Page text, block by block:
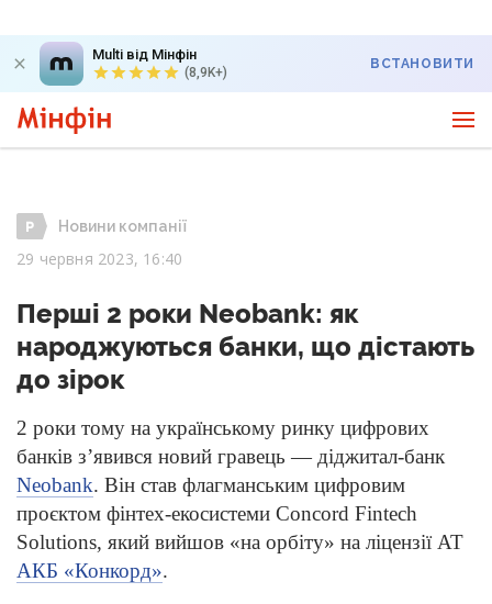
Multi від Мінфін
(8,9K+)
ВСТАНОВИТИ
Новини компанії
29 червня 2023, 16:40
Перші 2 роки Neobank: як
народжуються банки, що дістають
до зірок
2 роки тому на українському ринку цифрових
банків з’явився новий гравець — діджитал-банк
Neobank. Він став флагманським цифровим
проєктом фінтех-екосистеми Concord Fintech
Solutions, який вийшов «на орбіту» на ліцензії АТ
АКБ «Конкорд».